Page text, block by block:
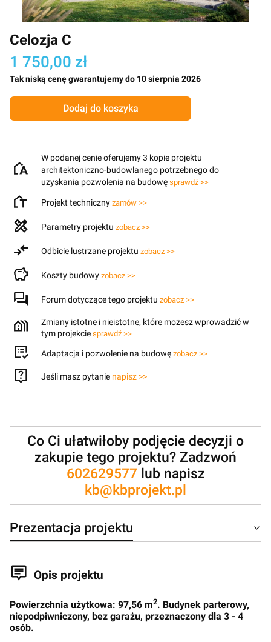
Celozja C
1 750,00 zł
Tak niską cenę gwarantujemy do 10 sierpnia 2026
Dodaj do koszyka
W podanej cenie oferujemy 3 kopie projektu
architektoniczno-budowlanego potrzebnego do
uzyskania pozwolenia na budowę sprawdź >>
Projekt techniczny zamów >>
Parametry projektu zobacz >>
Odbicie lustrzane projektu zobacz >>
Koszty budowy zobacz >>
Forum dotyczące tego projektu zobacz >>
Zmiany istotne i nieistotne, które możesz wprowadzić w
tym projekcie sprawdź >>
Adaptacja i pozwolenie na budowę zobacz >>
Jeśli masz pytanie napisz >>
Co Ci ułatwiłoby podjęcie decyzji o
zakupie tego projektu? Zadzwoń
602629577lub napisz
kb@kbprojekt.pl
Prezentacja projektu
Opis projektu
Powierzchnia użytkowa: 97,56 m2. Budynek parterowy,
niepodpiwniczony, bez garażu, przeznaczony dla 3 - 4
osób.